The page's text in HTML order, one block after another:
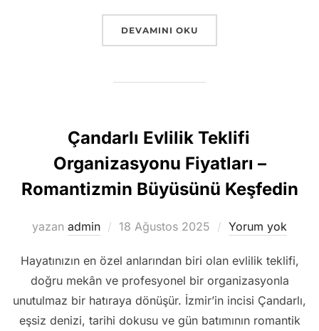
“ÇIĞLI’DE EVDE İSTEME, SÖZ VE
DEVAMINI OKU
Çandarlı Evlilik Teklifi
Organizasyonu Fiyatları –
Romantizmin Büyüsünü Keşfedin
yazan admin
Yayımlanma
18 Ağustos 2025 Yorum yok
Hayatınızın en özel anlarından biri olan evlilik teklifi,
doğru mekân ve profesyonel bir organizasyonla
unutulmaz bir hatıraya dönüşür. İzmir’in incisi Çandarlı,
eşsiz denizi, tarihi dokusu ve gün batımının romantik